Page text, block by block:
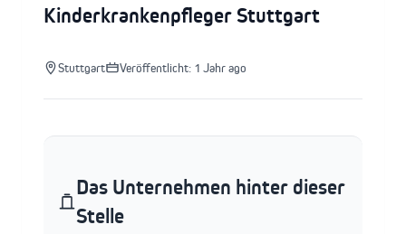
Kinderkrankenpfleger Stuttgart
Stuttgart Veröffentlicht: 1 Jahr ago
Das Unternehmen hinter dieser
Stelle